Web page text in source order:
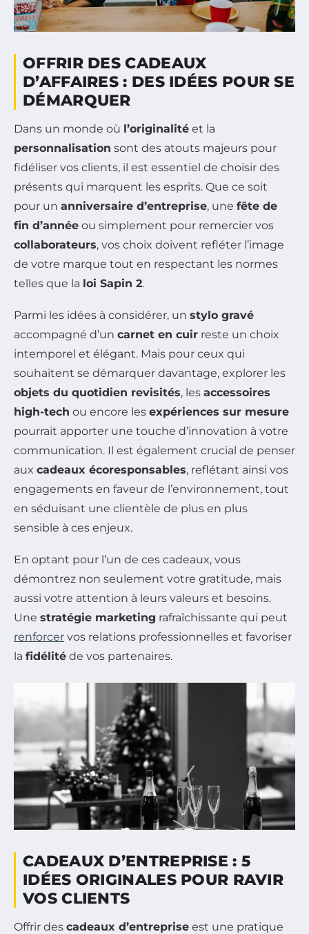
OFFRIR DES CADEAUX
D’AFFAIRES : DES IDÉES POUR SE
DÉMARQUER
Dans un monde où l’originalité et la
personnalisation sont des atouts majeurs pour
fidéliser vos clients, il est essentiel de choisir des
présents qui marquent les esprits. Que ce soit
pour un anniversaire d’entreprise, une fête de
fin d’année ou simplement pour remercier vos
collaborateurs, vos choix doivent refléter l’image
de votre marque tout en respectant les normes
telles que la loi Sapin 2.
Parmi les idées à considérer, un stylo gravé
accompagné d’un carnet en cuir reste un choix
intemporel et élégant. Mais pour ceux qui
souhaitent se démarquer davantage, explorer les
objets du quotidien revisités, les accessoires
high-tech ou encore les expériences sur mesure
pourrait apporter une touche d’innovation à votre
communication. Il est également crucial de penser
aux cadeaux écoresponsables, reflétant ainsi vos
engagements en faveur de l’environnement, tout
en séduisant une clientèle de plus en plus
sensible à ces enjeux.
En optant pour l’un de ces cadeaux, vous
démontrez non seulement votre gratitude, mais
aussi votre attention à leurs valeurs et besoins.
Une stratégie marketing rafraîchissante qui peut
renforcer vos relations professionnelles et favoriser
la fidélité de vos partenaires.
CADEAUX D’ENTREPRISE : 5
IDÉES ORIGINALES POUR RAVIR
VOS CLIENTS
Offrir des cadeaux d’entreprise est une pratique